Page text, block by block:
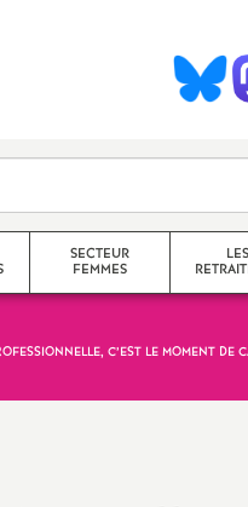
SECTEUR
FEMMES
LES
C’EST LE MOMENT DE